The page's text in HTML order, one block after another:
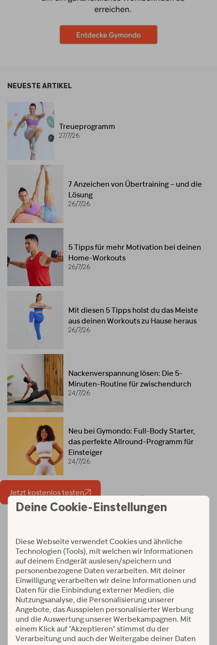
NEUESTE ARTIKEL
Treueprogramm
27/7/26
7 Anzeichen von Übertraining – und die
Lösung
26/7/26
5 Tipps für mehr Motivation bei deinen
Home-Workouts
26/7/26
Mit diesen 5 Tipps holst du das Meiste
aus deinen Workouts zu Hause heraus
26/7/26
Nackenverspannung lösen: Die 5-
Minuten-Routine für zwischendurch
24/7/26
Neu bei Gymondo: Full-Body Starter,
das perfekte Allround-Programm für
Einsteiger
24/7/26
Jetzt kostenlos testen
Verfügbar auf: